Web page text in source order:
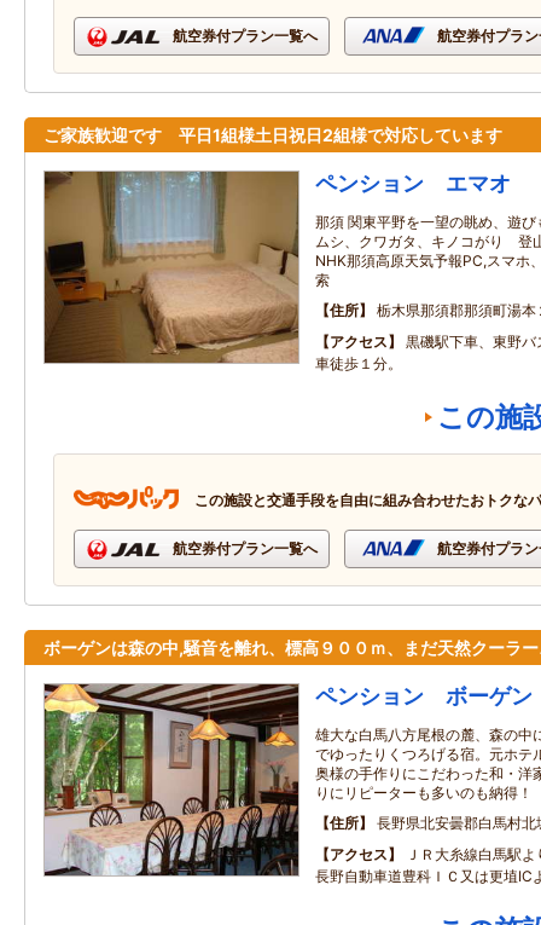
航空券付プラン一覧へ 航空券付プラ
ご家族歓迎です 平日1組様土日祝日2組様で対応しています
ペンション エマオ
那須 関東平野を一望の眺め、遊
ムシ、クワガタ、キノコがり 登
NHK那須高原天気予報PC,スマホ
索
住所
栃木県那須郡那須町湯本
アクセス
黒磯駅下車、東野
車徒歩１分。
この施
この施設と交通手段を自由に組み合わせたおトクな
航空券付プラン一覧へ 航空券付プラ
ボーゲンは森の中,騒音を離れ、標高９００ｍ、まだ天然クーラー
ペンション ボーゲン
雄大な白馬八方尾根の麓、森の中
でゆったりくつろげる宿。元ホテ
奥様の手作りにこだわった和・洋
りにリピーターも多いのも納得！
住所
長野県北安曇郡白馬村
アクセス
ＪＲ大糸線白馬駅
長野自動車道豊科ＩＣ又は更埴IC